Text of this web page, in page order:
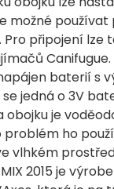
možné
Pro připojení lze
Canifugue.
baterií s
jedná o 3V
obojku je
ho
vlhkém
2015 je